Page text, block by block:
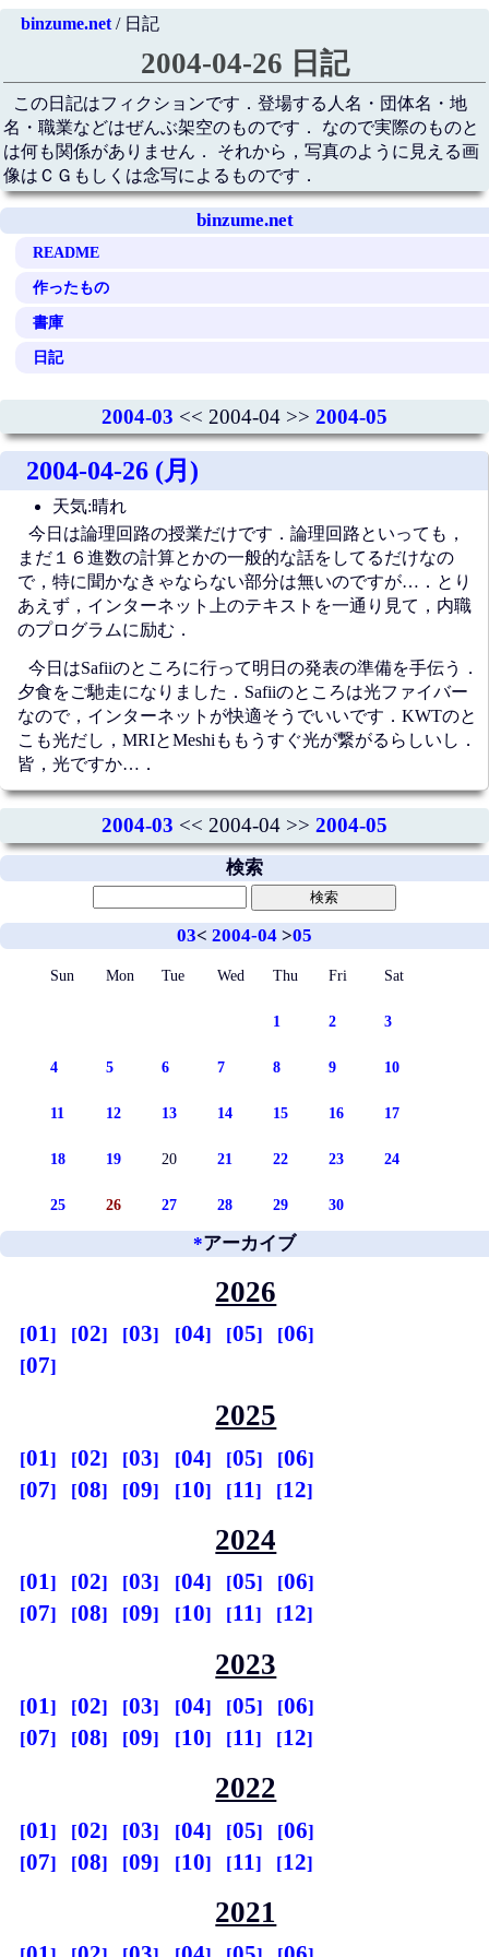
binzume.net/ 日記
2004-04-26 日記
この日記はフィクションです．登場する人名・団体名・地
名・職業などはぜんぶ架空のものです． なので実際のものと
は何も関係がありません． それから，写真のように見える画
像はＣＧもしくは念写によるものです．
binzume.net
README
作ったもの
書庫
日記
2004-03 << 2004-04 >> 2004-05
2004-04-26 (月)
天気:晴れ
今日は論理回路の授業だけです．論理回路といっても，
まだ１６進数の計算とかの一般的な話をしてるだけなの
で，特に聞かなきゃならない部分は無いのですが…．とり
あえず，インターネット上のテキストを一通り見て，内職
のプログラムに励む．
今日はSafiiのところに行って明日の発表の準備を手伝う．
夕食をご馳走になりました．Safiiのところは光ファイバー
なので，インターネットが快適そうでいいです．KWTのと
こも光だし，MRIとMeshiももうすぐ光が繋がるらしいし．
皆，光ですか…．
2004-03 << 2004-04 >> 2004-05
検索
03< 2004-04 >05
Sun Mon Tue Wed Thu Fri Sat
1 2 3
4 5 6 7 8 9 10
11 12 13 14 15 16 17
18 19 20 21 22 23 24
25 26 27 28 29 30
*アーカイブ
2026
01 02 03 04 05
06
07
2025
01 02 03 04 05
06
07
08 09 10 11 12
2024
01 02 03 04 05
06
07
08 09 10 11 12
2023
01 02 03 04 05
06
07
08 09 10 11 12
2022
01 02 03 04 05
06
07
08 09 10 11 12
2021